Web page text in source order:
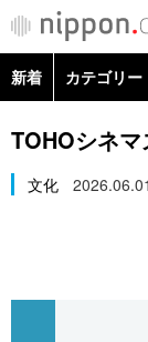
新着 カテゴリー
政治・外交
経済・ビジネス
社会
TOHOシネ
文化